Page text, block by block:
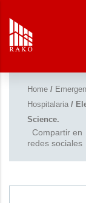
Home /
Hospitalaria /
Science.
Compartir en
redes sociales